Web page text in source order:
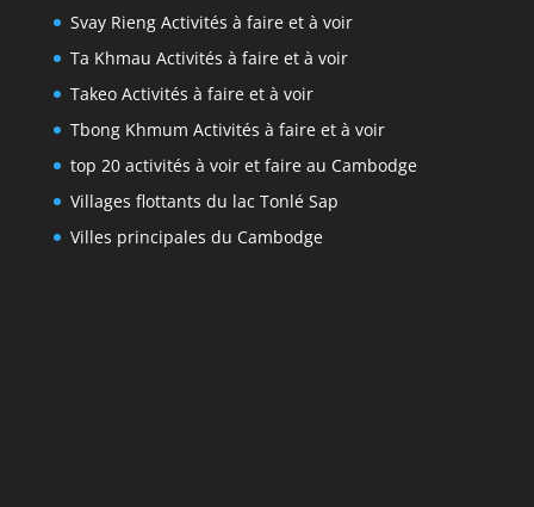
Svay Rieng Activités à faire et à voir
Ta Khmau Activités à faire et à voir
Takeo Activités à faire et à voir
Tbong Khmum Activités à faire et à voir
top 20 activités à voir et faire au Cambodge
Villages flottants du lac Tonlé Sap
Villes principales du Cambodge